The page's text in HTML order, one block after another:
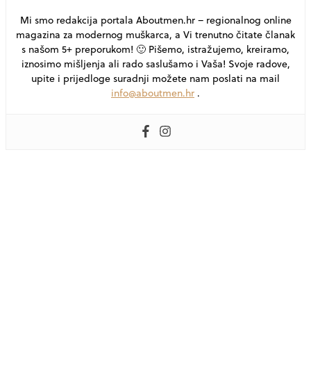
Mi smo redakcija portala Aboutmen.hr – regionalnog online
magazina za modernog muškarca, a Vi trenutno čitate članak
s našom 5+ preporukom! 🙂 Pišemo, istražujemo, kreiramo,
iznosimo mišljenja ali rado saslušamo i Vaša! Svoje radove,
upite i prijedloge suradnji možete nam poslati na mail
info@aboutmen.hr .